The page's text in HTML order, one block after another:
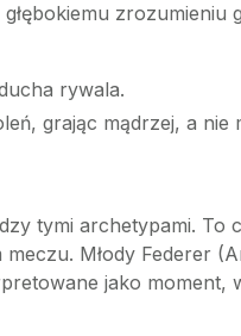
zrozumieniu
rywala.
grając mądrzej, a nie
tymi archetypami. To
Młody Federer
jako